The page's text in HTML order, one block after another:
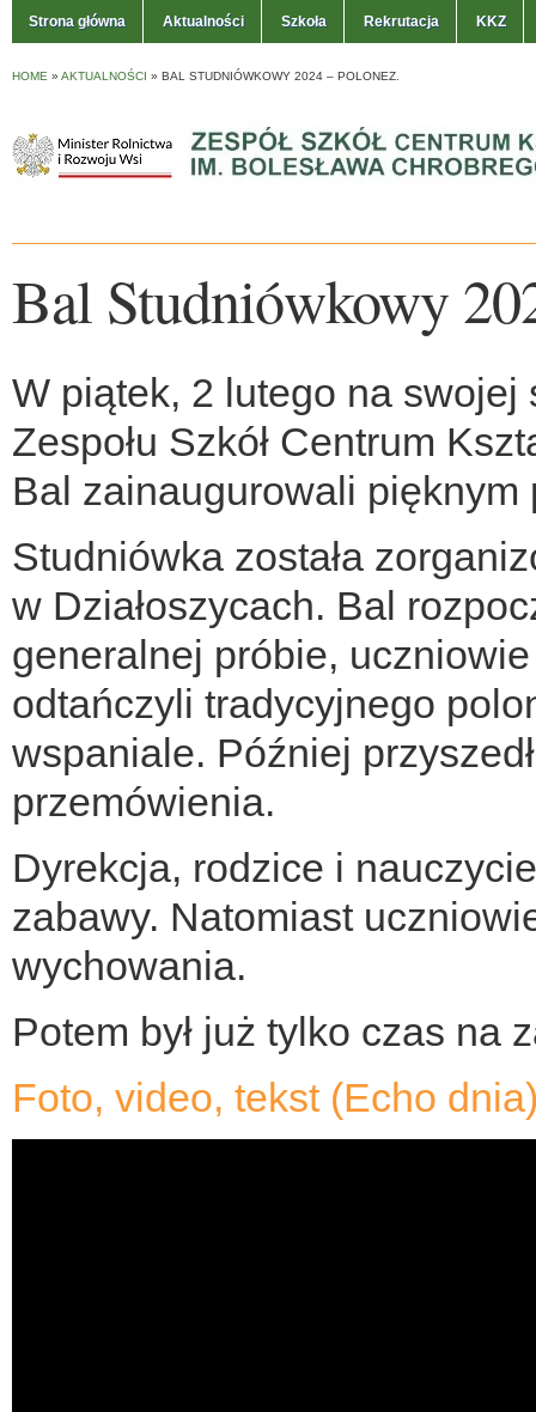
Strona główna Aktualności Szkoła Rekrutacja KKZ
HOME » AKTUALNOŚCI » BAL STUDNIÓWKOWY 2024 – POLONEZ.
Bal Studniówkowy
W piątek, 2 lutego na
Zespołu Szkół Centrum
Bal zainaugurowali pięknym
Studniówka została
w Działoszycach. Bal
generalnej próbie,
odtańczyli tradycyjnego
wspaniale. Później
przemówienia.
Dyrekcja, rodzice i
zabawy. Natomiast
wychowania.
Potem był już tylko czas na
Foto, video, tekst (Echo